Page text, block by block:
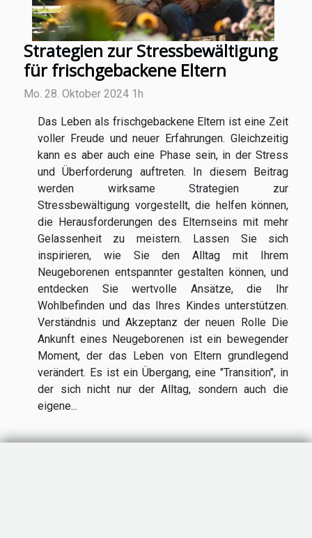
Strategien zur Stressbewältigung
für frischgebackene Eltern
Mo. 28. Oktober 2024 1h
Das Leben als frischgebackene Eltern ist eine Zeit
voller Freude und neuer Erfahrungen. Gleichzeitig
kann es aber auch eine Phase sein, in der Stress
und Überforderung auftreten. In diesem Beitrag
werden wirksame Strategien zur
Stressbewältigung vorgestellt, die helfen können,
die Herausforderungen des Elternseins mit mehr
Gelassenheit zu meistern. Lassen Sie sich
inspirieren, wie Sie den Alltag mit Ihrem
Neugeborenen entspannter gestalten können, und
entdecken Sie wertvolle Ansätze, die Ihr
Wohlbefinden und das Ihres Kindes unterstützen.
Verständnis und Akzeptanz der neuen Rolle Die
Ankunft eines Neugeborenen ist ein bewegender
Moment, der das Leben von Eltern grundlegend
verändert. Es ist ein Übergang, eine "Transition", in
der sich nicht nur der Alltag, sondern auch die
eigene...